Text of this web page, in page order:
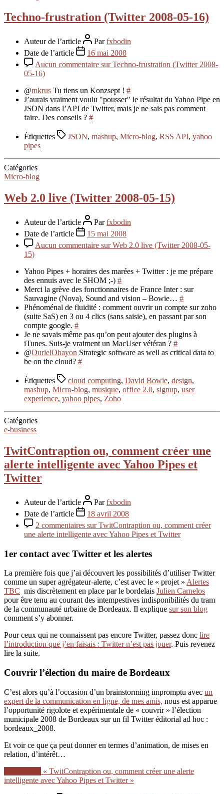
Techno-frustration (Twitter 2008-05-16)
Auteur de l’article Parfxbodin
Date de l’article
16 mai 2008
Aucun commentaire sur Techno-frustration (Twitter 2008-
05-16)
@mkrus Tu tiens un Konzsept ! #
J’aurais vraiment voulu "pousser" le résultat du Yahoo Pipe en
JSON dans l’API de Twitter, mais je ne sais pas comment
faire. Des conseils ? #
Étiquettes JSON, mashup, Micro-blog, RSS API, yahoo
pipes
Catégories
Micro-blog
Web 2.0 live (Twitter 2008-05-15)
Auteur de l’article Parfxbodin
Date de l’article
15 mai 2008
Aucun commentaire sur Web 2.0 live (Twitter 2008-05-
15)
Yahoo Pipes + horaires des marées + Twitter : je me prépare
des ennuis avec le SHOM ;-) #
Merci la grève des fonctionnaires de France Inter : sur
Sauvagine (Nova), Sound and vision – Bowie… #
Phénoménal de fluidité : comment ouvrir un compte sur zoho
(suite SaS) en 3 ou 4 clics (sans saisie), en passant par son
compte google. #
Je ne savais même pas qu’on peut ajouter des plugins à
iTunes. Suis-je vraiment un MacUser vétéran ? #
@OurielOhayon Strategic software as well as critical data to
be on the cloud? #
Étiquettes cloud computing, David Bowie, design,
mashup, Micro-blog, musique, office 2.0, signup, user
experience, yahoo pipes, Zoho
Catégories
e-business
TwitContraption ou, comment créer une
alerte intelligente avec Yahoo Pipes et
Twitter
Auteur de l’article Parfxbodin
Date de l’article
18 avril 2008
2 commentaires sur TwitContraption ou, comment créer
une alerte intelligente avec Yahoo Pipes et Twitter
1er contact avec Twitter et les alertes
La première fois que j’ai découvert les possibilités d’utiliser Twitter
comme un super agrégateur-alerte, c’est avec le « projet » Alertes
TBC mis discrètement en place par le bordelais Julien Carnelos
pour être tenu au courant des intempestives indisponibilités du tram
de la communauté urbaine de Bordeaux. Il explique sur son blog
comment s’y abonner.
Pour ceux qui ne connaissent pas encore Twitter, passez donc lire
l’introduction que j’en faisais : Twitter n’est pas jouer. Puis revenez
lire la suite.
Couvrir l’élection du maire de Bordeaux
C’est alors qu’à l’occasion d’un brainstorming impromptu avec un
expert de la communication en ligne, de mes amis, nous est apparue
l’opportunité rigolote et expérimentale de « couvrir » l’élection
municipale 2008 de Bordeaux sur un fil Twitter éditorial ad hoc :
bordeaux_2008.
Et voir ce que ça peut donner en termes d’animation, de mises en
relation, d’intérêt…
« TwitContraption ou, comment créer une alerte
intelligente avec Yahoo Pipes et Twitter »